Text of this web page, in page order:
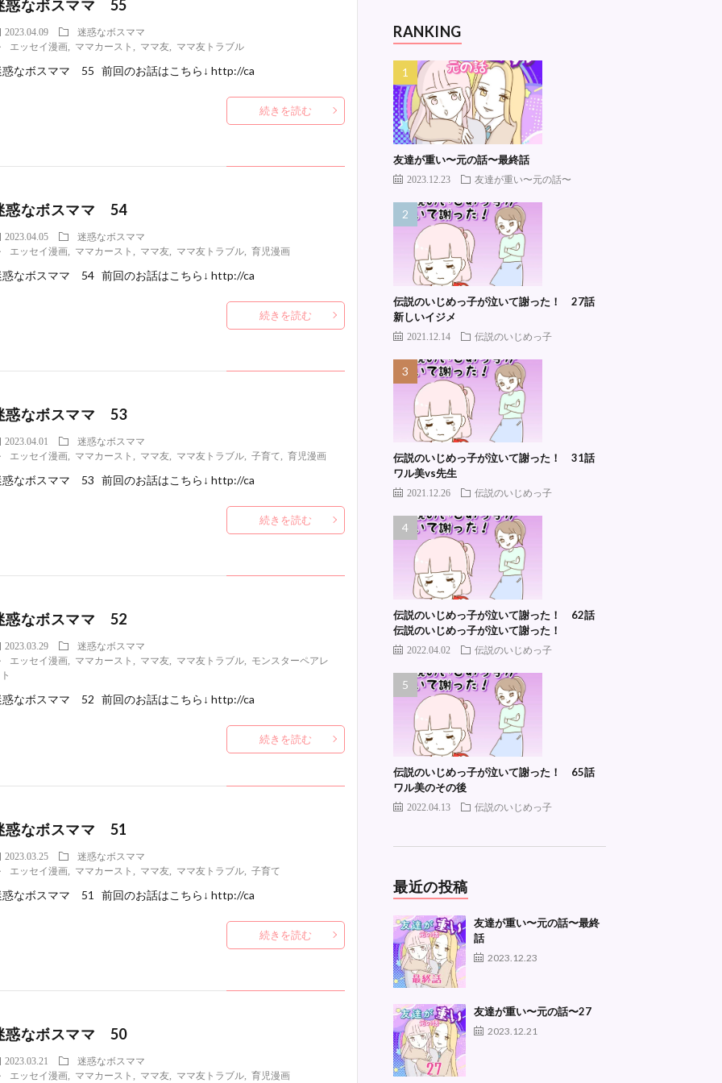
惑なボスママ 55
2023.04.09
迷惑なボスママ
エッセイ漫画, ママカースト ママ友, ママ友トラブル
惑なボスママ 55 前回のお話はこちら↓ http://ca
続きを読む
惑なボスママ 54
2023.04.05
迷惑なボスママ
エッセイ漫画, ママカースト ママ友, ママ友トラブル, 育児漫画
惑なボスママ 54 前回のお話はこちら↓ http://ca
続きを読む
惑なボスママ 53
2023.04.01
迷惑なボスママ
エッセイ漫画, ママカースト ママ友, ママ友トラブル, 子育て 育児漫画
惑なボスママ 53 前回のお話はこちら↓ http://ca
続きを読む
惑なボスママ 52
2023.03.29
迷惑なボスママ
エッセイ漫画, ママカースト ママ友, ママ友トラブル,
モンスターペアレ
惑なボスママ 52 前回のお話はこちら↓ http://ca
続きを読む
惑なボスママ 51
2023.03.25
迷惑なボスママ
エッセイ漫画, ママカースト ママ友, ママ友トラブル, 子育て
惑なボスママ 51 前回のお話はこちら↓ http://ca
続きを読む
惑なボスママ 50
2023.03.21
迷惑なボスママ
エッセイ漫画, ママカースト ママ友, ママ友トラブル, 育児漫画
RANKING
友達が重い〜元の話〜最終話
2023.12.23 友達が重い〜元の話〜
伝説のいじめっ子が泣いて謝った！ 27話
新しいイジメ
2021.12.14 伝説のいじめっ子
伝説のいじめっ子が泣いて謝った！ 31話
ワル美vs先生
2021.12.26 伝説のいじめっ子
伝説のいじめっ子が泣いて謝った！ 62話
伝説のいじめっ子が泣いて謝った！
2022.04.02 伝説のいじめっ子
伝説のいじめっ子が泣いて謝った！ 65話
ワル美のその後
2022.04.13 伝説のいじめっ子
最近の投稿
友達が重い〜元の話〜最終
話
2023.12.23
友達が重い〜元の話〜27
2023.12.21